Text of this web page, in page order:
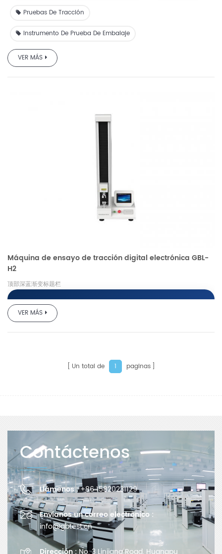
parada de emergencia y otras funciones de protección de
Pruebas De Tracción
Instrumento De Prueba De Embalaje
VER MÁS
Máquina de ensayo de tracción digital electrónica GBL-
H2
顶部深蓝渐变标题栏
Probador electrónico de
columna única GBL-H2
Introducción del producto
Desarrollado por el equipo de I+D de
Guangzhou Biaoji Packaging Equipment
Co., Ltd., el dinamómetro electrónico
universal de columna única GBL-H2
cumple con las normas GB, ASTM y otras
normas relevantes, así como con las
VER MÁS
Un total de 1 paginas
Contáctenos
Llámenos :+86 15820231129
Envíanos un correo electrónico :
info@gbtest.cn